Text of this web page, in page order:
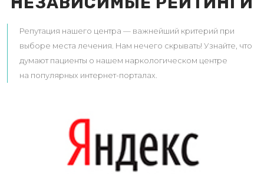
Репутация нашего центра — важнейший критерий при
выборе места лечения. Нам нечего скрывать! Узнайте, что
думают пациенты о нашем наркологическом центре
на популярных интернет-порталах.